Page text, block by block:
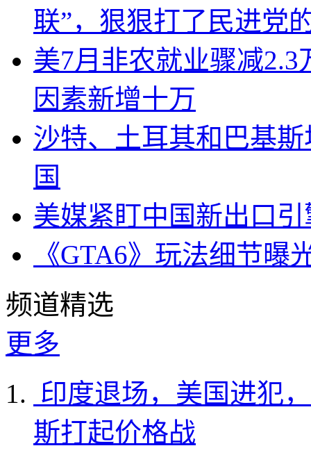
联”，狠狠打了民进党
美7月非农就业骤减
因素新增十万
沙特、土耳其和巴基
国
美媒紧盯中国新出口
《GTA6》玩法细节
频道精选
更多
印度退场，美国进犯
斯打起价格战